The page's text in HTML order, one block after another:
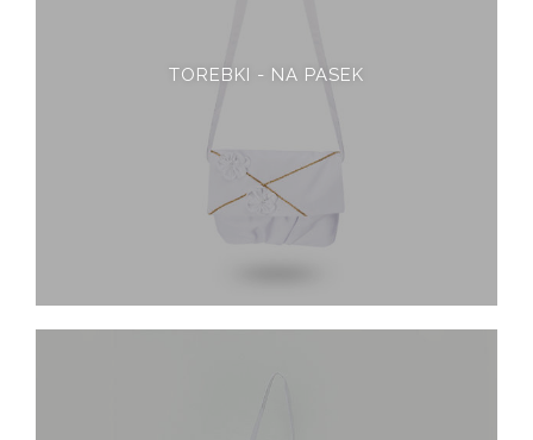
TOREBKI - NA PASEK